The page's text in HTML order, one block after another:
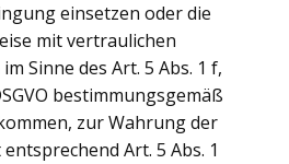
einsetzen oder die
mit vertraulichen
Sinne des Art. 5 Abs. 1 f,
bestimmungsgemäß
zur Wahrung der
Art. 5 Abs. 1